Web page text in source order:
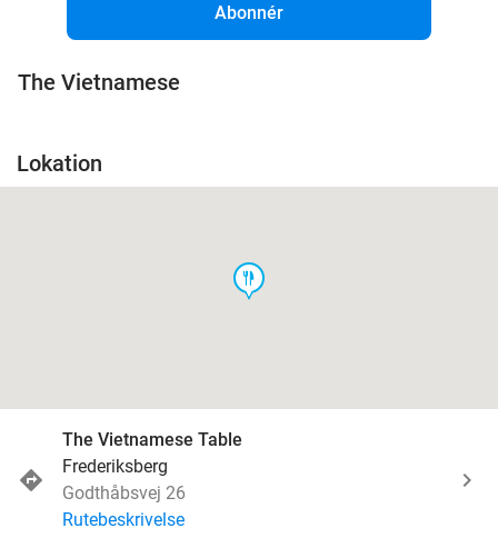
Abonnér
The Vietnamese
Lokation
food
The Vietnamese Table
Frederiksberg
Godthåbsvej 26
Rutebeskrivelse